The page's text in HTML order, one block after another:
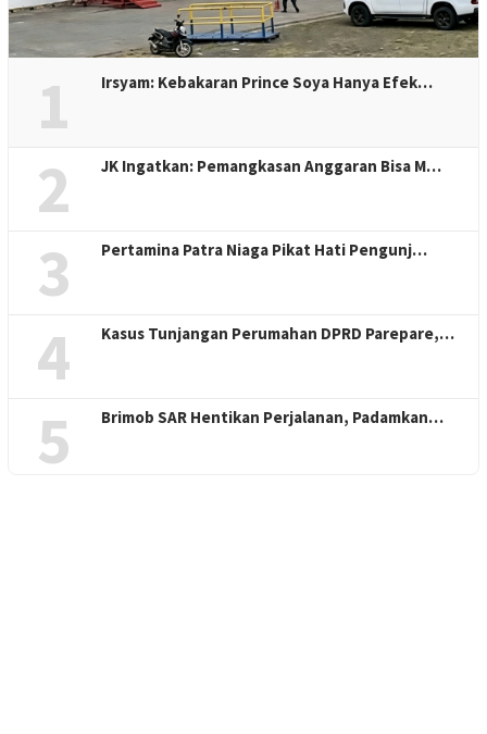
1 Irsyam: Kebakaran Prince Soya Hanya Efek…
2 JK Ingatkan: Pemangkasan Anggaran Bisa M…
3 Pertamina Patra Niaga Pikat Hati Pengunj…
4 Kasus Tunjangan Perumahan DPRD Parepare,…
5 Brimob SAR Hentikan Perjalanan, Padamkan…